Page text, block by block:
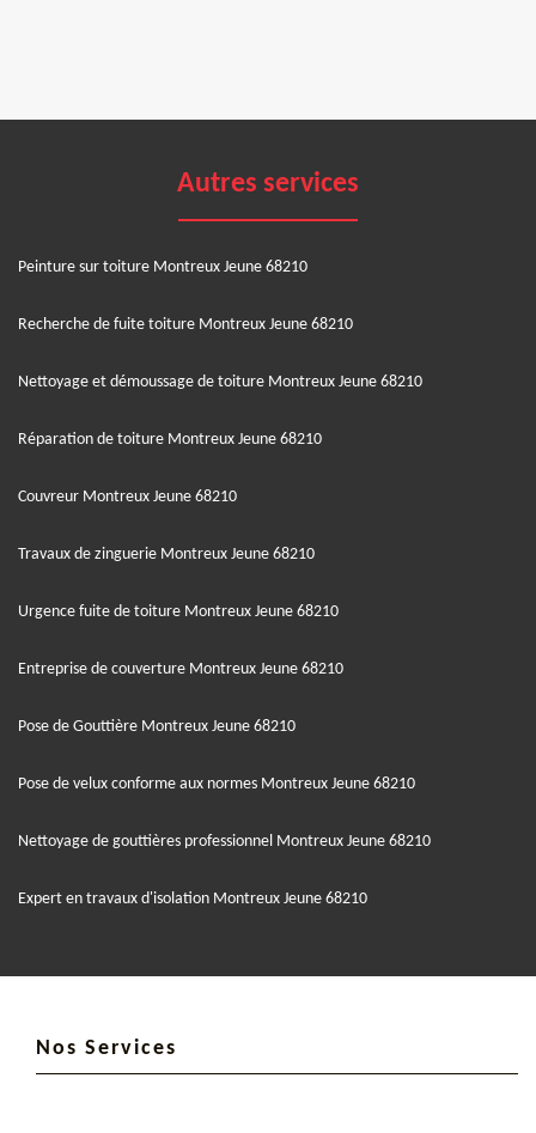
Autres services
Peinture sur toiture Montreux Jeune 68210
Recherche de fuite toiture Montreux Jeune 68210
Nettoyage et démoussage de toiture Montreux Jeune 68210
Réparation de toiture Montreux Jeune 68210
Couvreur Montreux Jeune 68210
Travaux de zinguerie Montreux Jeune 68210
Urgence fuite de toiture Montreux Jeune 68210
Entreprise de couverture Montreux Jeune 68210
Pose de Gouttière Montreux Jeune 68210
Pose de velux conforme aux normes Montreux Jeune 68210
Nettoyage de gouttières professionnel Montreux Jeune 68210
Expert en travaux d'isolation Montreux Jeune 68210
Nos Services